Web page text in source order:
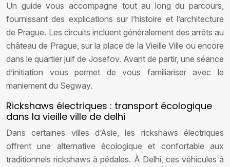
Un guide vous accompagne tout au long du parcours,
fournissant des explications sur l’histoire et l’architecture
de Prague. Les circuits incluent généralement des arrêts au
château de Prague, sur la place de la Vieille Ville ou encore
dans le quartier juif de Josefov. Avant de partir, une séance
d’initiation vous permet de vous familiariser avec le
maniement du Segway.
Rickshaws électriques : transport écologique
dans la vieille ville de delhi
Dans certaines villes d’Asie, les rickshaws électriques
offrent une alternative écologique et confortable aux
traditionnels rickshaws à pédales. À Delhi, ces véhicules à